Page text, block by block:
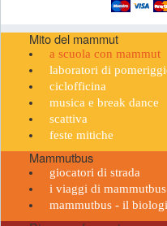
Mito del mammut
a scuola con mammut
laboratori di
ciclofficina
musica e break dance
scattiva
feste mitiche
Mammutbus
giocatori di strada
i viaggi di mammutbus
mammutbus - il